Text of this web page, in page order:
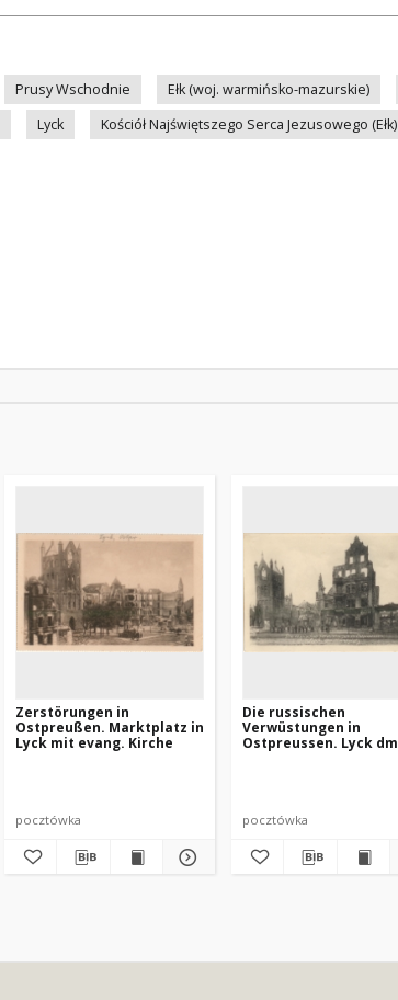
Prusy Wschodnie Ełk (woj. warmińsko-mazurskie)
Lyck Kościół Najświętszego Serca Jezusowego (Ełk)
Zerstörungen in
Ostpreußen. Marktplatz in
Lyck mit evang. Kirche
pocztówka
Die russischen
Verwüstungen in
Ostpreussen. Lyck dm
pocztówka